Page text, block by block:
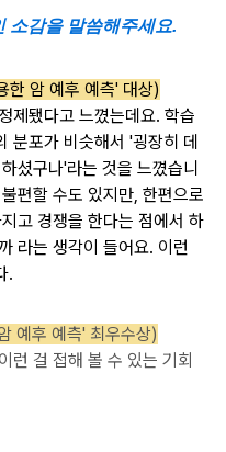
소감을 말씀해주세요.
암 예후 예측' 대상)
제됐다고 느꼈는데요. 학습
분포가 비슷해서 '굉장히 데
하셨구나'라는 것을 느꼈습니
불편할 수도 있지만, 한편으로
고 경쟁을 한다는 점에서 하
라는 생각이 들어요. 이런
.
예후 예측' 최우수상)
런 걸 접해 볼 수 있는 기회